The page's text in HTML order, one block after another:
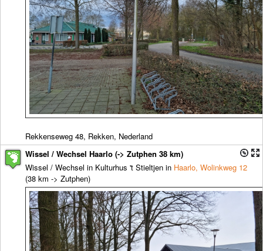
Rekkenseweg 48, Rekken, Nederland
Wissel / Wechsel Haarlo (-> Zutphen 38 km)
Wissel / Wechsel in Kulturhus 't Stieltjen in Haarlo, Wolinkweg 12
(38 km -> Zutphen)